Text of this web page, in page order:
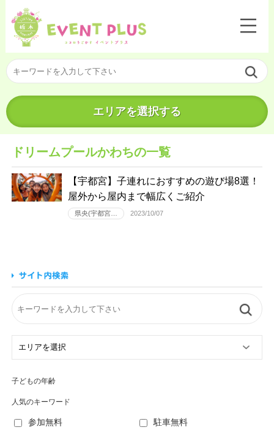
エリアを選択する
ドリームプールかわちの一覧
【宇都宮】子連れにおすすめの遊び場8選！
屋外から屋内まで幅広くご紹介
県央(宇都宮… 2023/10/07
子どもの年齢
人気のキーワード
参加無料 駐車無料